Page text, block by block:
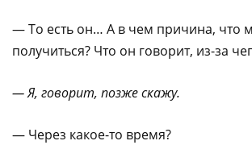
— То есть он… А в чем причина, что
получиться? Что он говорит, из-за
— Я, говорит, позже скажу.
— Через какое-то время?